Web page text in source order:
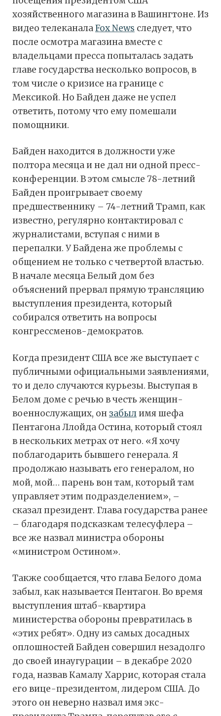
хозяйственного магазина в Вашингтоне. Из
видео телеканалаFox News следует, что
после осмотра магазина вместе с
владельцами пресса попыталась задать
главе государства несколько вопросов, в
том числе о кризисе на границе с
Мексикой. Но Байден даже не успел
ответить, потому что ему помешали
помощники.
Байден находится в должности уже
полтора месяца и не дал ни одной пресс-
конференции. В этом смысле 78-летний
Байден проигрывает своему
предшественнику – 74-летний Трамп, как
известно, регулярно контактировал с
журналистами, вступая с ними в
перепалки. У Байдена же проблемы с
общением не только с четвертой властью.
В начале месяца Белый дом без
объяснений прервал прямую трансляцию
выступления президента, который
собирался ответить на вопросы
конгрессменов-демократов.
Когда президент США все же выступает с
публичными официальными заявлениями,
то и дело случаются курьезы. Выступая в
Белом доме с речью в честь женщин-
военнослужащих, он забылимя шефа
Пентагона Ллойда Остина, который стоял
в нескольких метрах от него. «Я хочу
поблагодарить бывшего генерала. Я
продолжаю называть его генералом, но
мой, мой… парень вон там, который там
управляет этим подразделением», –
сказал президент. Глава государства ранее
– благодаря подсказкам телесуфлера –
все же назвал министра обороны
«министром Остином».
Также сообщается, что глава Белого дома
забыл, как называется Пентагон. Во время
выступления штаб-квартира
министерства обороны превратилась в
«этих ребят». Одну из самых досадных
оплошностей Байден совершил незадолго
до своей инаугурации – в декабре 2020
года, назвав Камалу Харрис, которая стала
его вице-президентом, лидером США. До
этого он неверно назвал имя экс-